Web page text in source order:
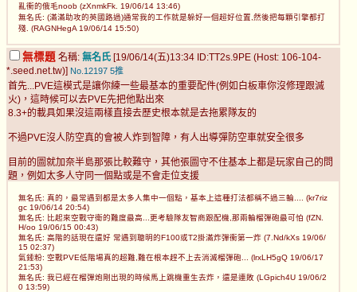
亂衝的俄毛noob (zXnmkFk. 19/06/14 13:46)
無名氏: (滿滿助攻的英國路過)通常我的工作就是躲好一個超好位置,然後把每顆引擎都打
殘. (RAGNHegA 19/06/14 15:50)
無標題 名稱: 無名氏 [19/06/14(五)13:34 ID:TT2s.9PE (Host: 106-104-
*.seed.net.tw)] No.12197 5推
首先...PVE這模式是讓你練一些最基本的重要配件(例如白板車你沒修理跟滅
火)，這時候可以去PVE先把他點出來
8.3+的載具如果沒這兩樣直接去歷史根本就是去拖累隊友的
不過PVE沒人防空真的會被人炸到智障，有人出導彈防空車就安全很多
目前的圖就加奈半島那張比較難守，其他張圖守不住基本上都是玩家自己的問
題，例如太多人守同一個點或是不會走位支援
無名氏: 真的，最常遇到都是太多人集中一個點，基本上這種打法都稱不過三輪.... (kr7riz
gc 19/06/14 20:54)
無名氏: 比起來空戰守衛的難度最高...更考驗隊友智商跟配機,那兩輪榴彈砲最可怕 (fZN.
H/oo 19/06/15 00:43)
無名氏: 高階的話現在還好 常遇到聰明的F100或T2掛滿炸彈衝第一炸 (7.Nd/kXs 19/06/
15 02:37)
氣錘粉: 空戰PVE低階場真的超難,難在根本趕不上去消滅榴彈砲... (lrxLH5gQ 19/06/17
21:53)
無名氏: 我已經在榴彈炮剛出現的時候馬上跳機重生去炸，還是連敗 (LGpich4U 19/06/2
0 13:59)